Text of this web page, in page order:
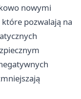
nowymi
pozwalają na